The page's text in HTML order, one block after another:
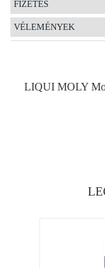
FIZETÉS
VÉLEMÉNYEK
LIQUI MOLY